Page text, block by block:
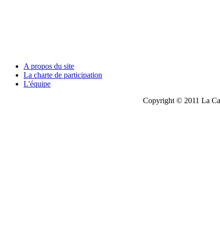
A propos du site
La charte de participation
L'équipe
Copyright © 2011 La